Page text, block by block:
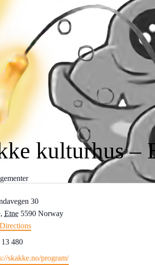
kulturhus –
30
, Etne 5590 Norway
480
skakke.no/program/